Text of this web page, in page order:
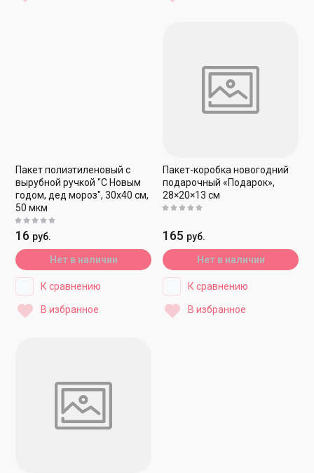
Пакет полиэтиленовый с
вырубной ручкой "С Новым
годом, дед мороз", 30х40 см,
50 мкм
16 руб.
Нет в наличии
К сравнению
В избранное
Пакет-коробка новогодний
подарочный «Подарок»,
28×20×13 см
165 руб.
Нет в наличии
К сравнению
В избранное